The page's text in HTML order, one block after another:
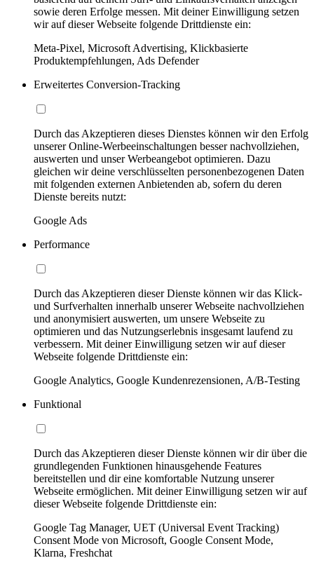
sowie deren Erfolge messen. Mit deiner Einwilligung setzen
wir auf dieser Webseite folgende Drittdienste ein:
Meta-Pixel, Microsoft Advertising, Klickbasierte
Produktempfehlungen, Ads Defender
Erweitertes Conversion-Tracking
Durch das Akzeptieren dieses Dienstes können wir den Erfolg
unserer Online-Werbeeinschaltungen besser nachvollziehen,
auswerten und unser Werbeangebot optimieren. Dazu
gleichen wir deine verschlüsselten personenbezogenen Daten
mit folgenden externen Anbietenden ab, sofern du deren
Dienste bereits nutzt:
Google Ads
Performance
Durch das Akzeptieren dieser Dienste können wir das Klick-
und Surfverhalten innerhalb unserer Webseite nachvollziehen
und anonymisiert auswerten, um unsere Webseite zu
optimieren und das Nutzungserlebnis insgesamt laufend zu
verbessern. Mit deiner Einwilligung setzen wir auf dieser
Webseite folgende Drittdienste ein:
Google Analytics, Google Kundenrezensionen, A/B-Testing
Funktional
Durch das Akzeptieren dieser Dienste können wir dir über die
grundlegenden Funktionen hinausgehende Features
bereitstellen und dir eine komfortable Nutzung unserer
Webseite ermöglichen. Mit deiner Einwilligung setzen wir auf
dieser Webseite folgende Drittdienste ein:
Google Tag Manager, UET (Universal Event Tracking)
Consent Mode von Microsoft, Google Consent Mode,
Klarna, Freshchat